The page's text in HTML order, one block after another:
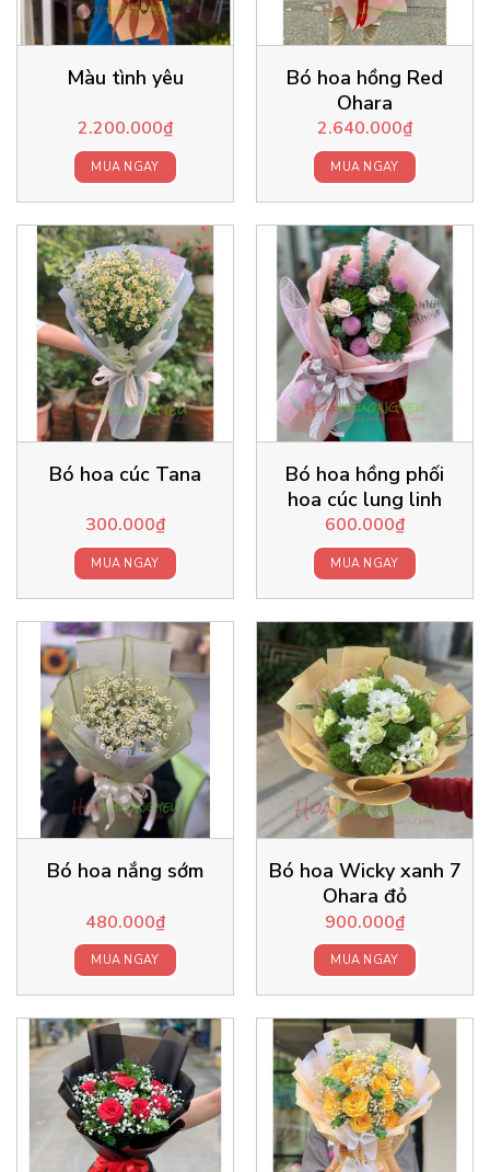
Màu tình yêu
2.200.000₫
MUA NGAY
Bó hoa hồng Red
Ohara
2.640.000₫
MUA NGAY
Bó hoa cúc Tana
300.000₫
MUA NGAY
Bó hoa hồng phối
hoa cúc lung linh
600.000₫
MUA NGAY
Bó hoa nắng sớm
480.000₫
MUA NGAY
Bó hoa Wicky xanh 7
Ohara đỏ
900.000₫
MUA NGAY